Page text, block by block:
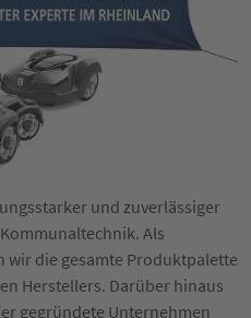
und zuverlässiger
Als
wir die gesamte Produktpalette
Herstellers. Darüber hinaus
gegründete Unternehmen